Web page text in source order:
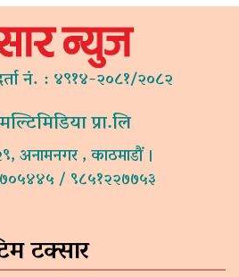
नं. : ४९१४-२०८१/२०८२
प्रा.लि
अनामनगर , काठमाडौं ।
/ ९८५१२२७७५३
टक्सार